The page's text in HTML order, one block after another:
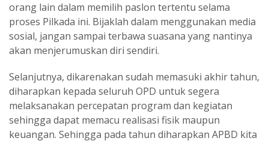
orang lain dalam memilih paslon tertentu selama
proses Pilkada ini. Bijaklah dalam menggunakan media
sosial, jangan sampai terbawa suasana yang nantinya
akan menjerumuskan diri sendiri.
Selanjutnya, dikarenakan sudah memasuki akhir tahun,
diharapkan kepada seluruh OPD untuk segera
melaksanakan percepatan program dan kegiatan
sehingga dapat memacu realisasi fisik maupun
keuangan. Sehingga pada tahun diharapkan APBD kita